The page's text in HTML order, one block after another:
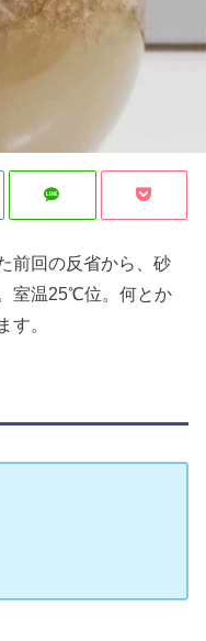
前回の反省から、砂
室温25℃位。何とか
す。